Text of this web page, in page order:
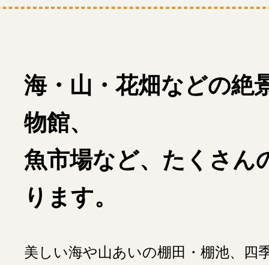
海・山・花畑などの絶
物館、
魚市場など、たくさん
ります。
美しい海や山あいの棚田・棚池、四